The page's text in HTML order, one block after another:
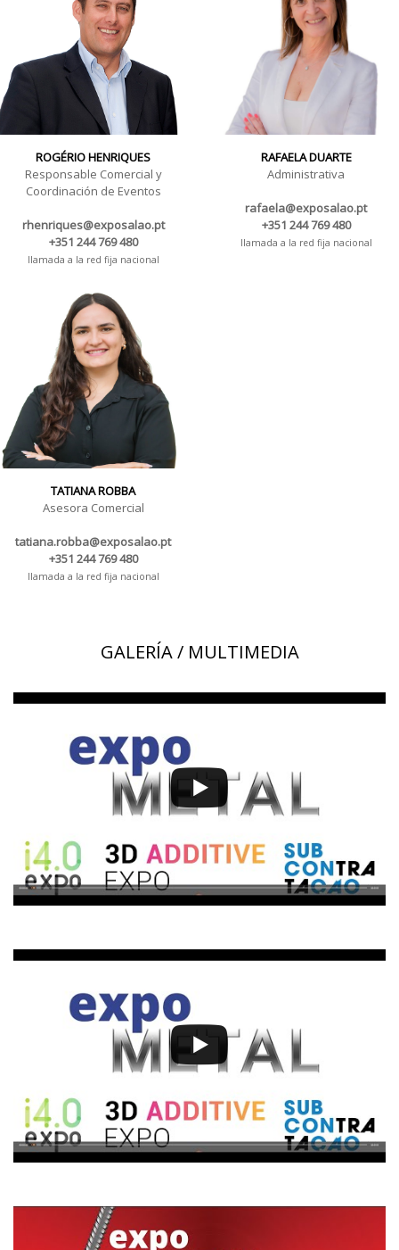
ROGÉRIO HENRIQUES
Responsable Comercial y
Coordinación de Eventos
rhenriques@exposalao.pt
+351 244 769 480
llamada a la red fija nacional
RAFAELA DUARTE
Administrativa
rafaela@exposalao.pt
+351 244 769 480
llamada a la red fija nacional
TATIANA ROBBA
Asesora Comercial
tatiana.robba@exposalao.pt
+351 244 769 480
llamada a la red fija nacional
GALERÍA / MULTIMEDIA